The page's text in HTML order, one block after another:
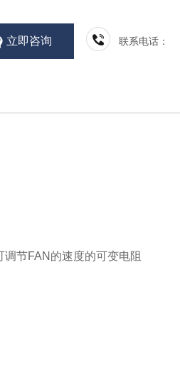
立即咨询 联系电话：
节FAN的速度的可变电阻